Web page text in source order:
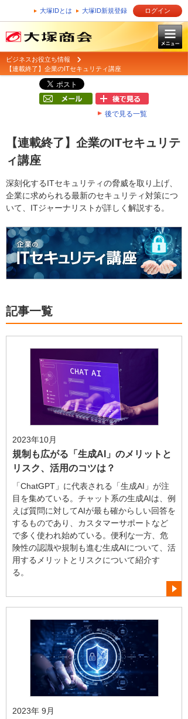
大塚IDとは 大塚ID新規登録 ログイン
ビジネスお役立ち情報
【連載終了】企業のITセキュリティ講座
後で見る一覧
【連載終了】企業のITセキュリテ
ィ講座
深刻化するITセキュリティの脅威を取り上げ、
企業に求められる最新のセキュリティ対策につ
いて、ITジャーナリストが詳しく解説する。
記事一覧
2023年10月
規制も広がる「生成AI」のメリットと
リスク、活用のコツは？
「ChatGPT」に代表される「生成AI」が注
目を集めている。チャット系の生成AIは、例
えば質問に対してAIが最も確からしい回答を
するものであり、カスタマーサポートなど
で多く使われ始めている。便利な一方、危
険性の認識や規制も進む生成AIについて、活
用するメリットとリスクについて紹介す
る。
2023年 9月